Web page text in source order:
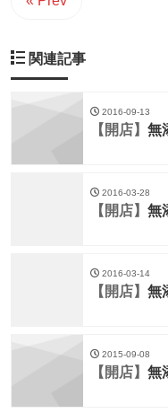
関連記事
2016-09-13
【開店】 無
2016-03-28
【開店】 無
2016-03-14
【開店】 無
2015-09-08
【開店】 無